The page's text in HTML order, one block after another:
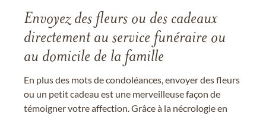
Envoyez des fleurs ou des cadeaux
directement au service funéraire ou
au domicile de la famille
En plus des mots de condoléances, envoyer des fleurs
ou un petit cadeau est une merveilleuse façon de
témoigner votre affection. Grâce à la nécrologie en